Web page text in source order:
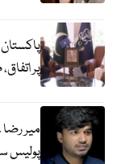
پر
میر
پولیس